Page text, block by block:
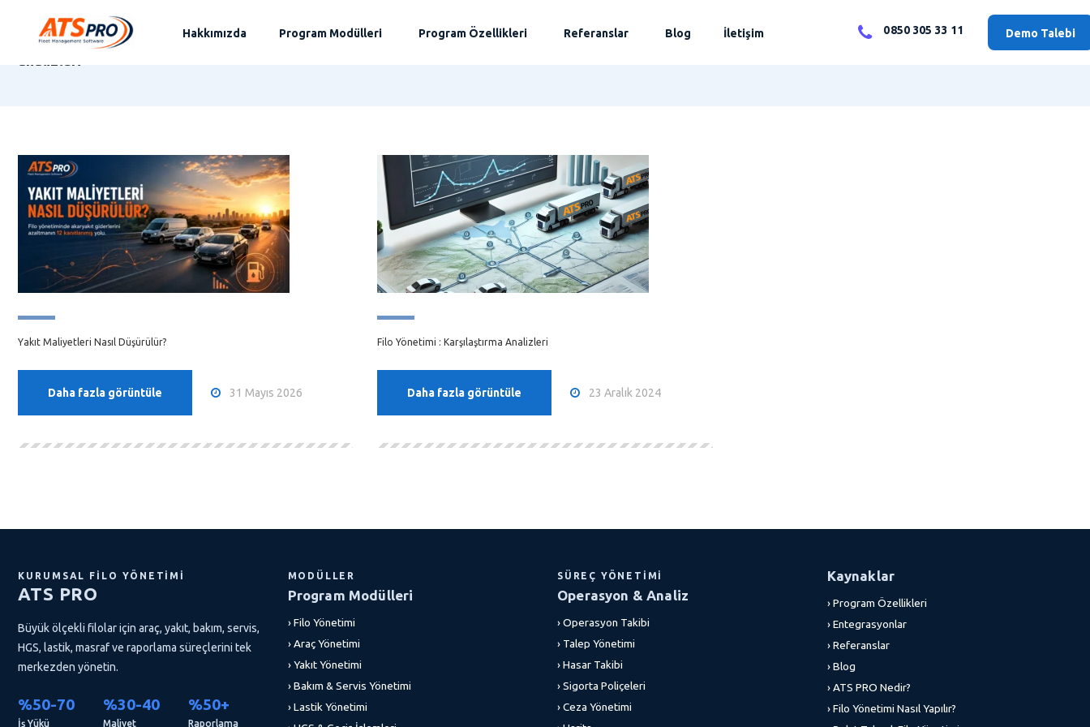
Hakkımızda Program Modülleri Program Özellikleri Referanslar Blog İletişim 0850 305 33 11 Demo Talebi
filo
Yakıt Maliyetleri Nasıl Düşürülür?
Daha fazla görüntüle 31 Mayıs 2026
Filo Yönetimi : Karşılaştırma Analizleri
Daha fazla görüntüle 23 Aralık 2024
KURUMSAL FILO YÖNETIMI
ATS PRO
Büyük ölçekli filolar için araç, yakıt, bakım, servis,
HGS, lastik, masraf ve raporlama süreçlerini tek
merkezden yönetin.
%50-70
İş Yükü
%30-40
Maliyet
%50+
Raporlama
MODÜLLER
Program Modülleri
› Filo Yönetimi
› Araç Yönetimi
› Yakıt Yönetimi
› Bakım & Servis Yönetimi
› Lastik Yönetimi
SÜREÇ YÖNETIMI
Operasyon & Analiz
› Operasyon Takibi
› Talep Yönetimi
› Hasar Takibi
› Sigorta Poliçeleri
› Ceza Yönetimi
Kaynaklar
› Program Özellikleri
› Entegrasyonlar
› Referanslar
› Blog
› ATS PRO Nedir?
› Filo Yönetimi Nasıl Yapılır?